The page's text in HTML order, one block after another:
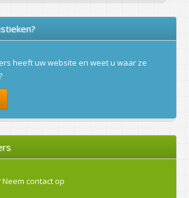
heeft uw website en weet u waar ze
Neem contact op